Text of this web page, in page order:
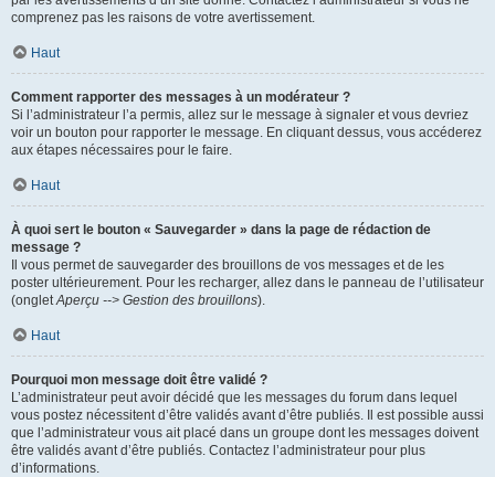
comprenez pas les raisons de votre avertissement.
Haut
Comment rapporter des messages à un modérateur ?
Si l’administrateur l’a permis, allez sur le message à signaler et vous devriez
voir un bouton pour rapporter le message. En cliquant dessus, vous accéderez
aux étapes nécessaires pour le faire.
Haut
À quoi sert le bouton « Sauvegarder » dans la page de rédaction de
message ?
Il vous permet de sauvegarder des brouillons de vos messages et de les
poster ultérieurement. Pour les recharger, allez dans le panneau de l’utilisateur
(ongletAperçu --> Gestion des brouillons).
Haut
Pourquoi mon message doit être validé ?
L’administrateur peut avoir décidé que les messages du forum dans lequel
vous postez nécessitent d’être validés avant d’être publiés. Il est possible aussi
que l’administrateur vous ait placé dans un groupe dont les messages doivent
être validés avant d’être publiés. Contactez l’administrateur pour plus
d’informations.